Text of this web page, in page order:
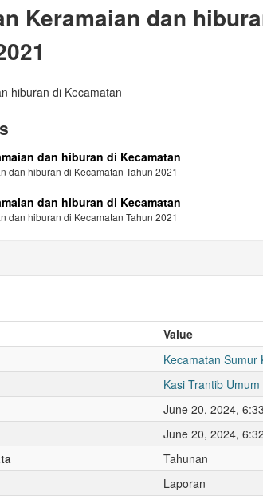
Keramaian dan
hiburan di Kecamatan
dan hiburan di Kecamatan
dan hiburan di Kecamatan Tahun 2021
dan hiburan di Kecamatan
dan hiburan di Kecamatan Tahun 2021
Value
Kecamatan Sumur
Kasi Trantib Umum
June 20, 2024,
June 20, 2024,
Tahunan
Laporan